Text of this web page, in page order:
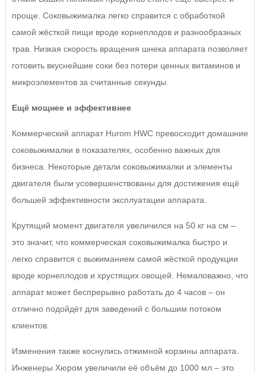
проще. Соковыжималка легко справится с обработкой
самой жёсткой пищи вроде корнеплодов и разнообразных
трав. Низкая скорость вращения шнека аппарата позволяет
готовить вкуснейшие соки без потери ценных витаминов и
микроэлементов за считанные секунды.
Ещё мощнее и эффективнее
Коммерческий аппарат Hurom HWC превосходит домашние
соковыжималки в показателях, особенно важных для
бизнеса. Некоторые детали соковыжималки и элементы
двигателя были усовершенствованы для достижения ещё
большей эффективности эксплуатации аппарата.
Крутящий момент двигателя увеличился на 50 кг на см –
это значит, что коммерческая соковыжималка быстро и
легко справится с выжиманием самой жёсткой продукции
вроде корнеплодов и хрустящих овощей. Немаловажно, что
аппарат может беспрерывно работать до 4 часов – он
отлично подойдёт для заведений с большим потоком
клиентов.
Изменения также коснулись отжимной корзины аппарата.
Инженеры Хюром увеличили её объём до 1000 мл – это